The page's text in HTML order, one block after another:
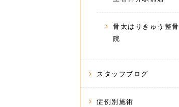
骨太はりきゅう整骨
院
スタッフブログ
症例別施術